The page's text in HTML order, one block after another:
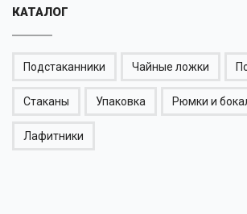
КАТАЛОГ
Подстаканники Чайные ложки
Стаканы Упаковка Рюмки и
Лафитники